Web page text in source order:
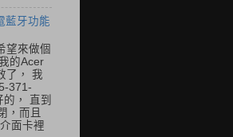
藍牙功能
望來做個
的Acer
了， 我
371-
， 直到
，而且
面卡裡